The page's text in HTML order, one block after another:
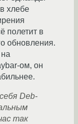
хлебе
полетит в
обновления.
ом, он
Deb-
так